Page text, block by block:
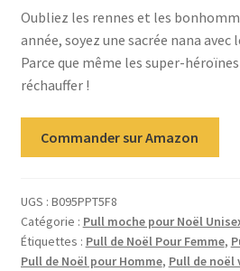
notation
client
Oubliez les rennes et les
année, soyez une sacrée nana avec
Parce que même les super-
réchauffer !
Commander sur Amazon
UGS : B095PPT5F8
Catégorie : Pull moche pour Noël
Étiquettes : Pull de Noël Pour Femme,
Pull de Noël pour Homme, Pull de noël